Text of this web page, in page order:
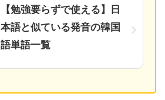
【勉強要らずで使える】日
本語と似ている発音の韓国
語単語一覧